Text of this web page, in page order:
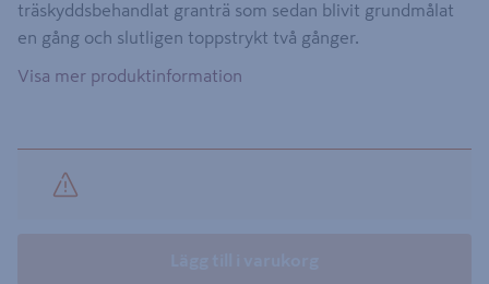
träskyddsbehandlat granträ som sedan blivit grundmålat
en gång och slutligen toppstrykt två gånger.
Visa mer produktinformation